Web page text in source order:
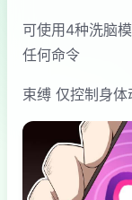
可使用4种洗脑
任何命令
束缚 仅控制身